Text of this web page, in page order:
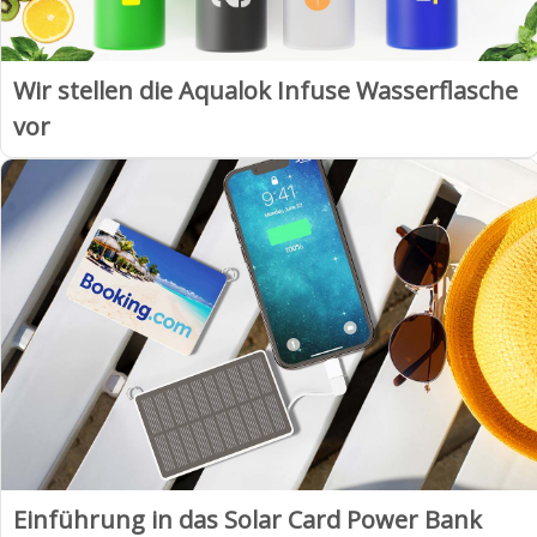
Wir stellen die Aqualok Infuse Wasserflasche
vor
Einführung in das Solar Card Power Bank